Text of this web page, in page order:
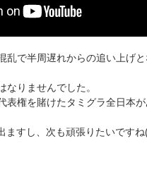
乱で半周遅れからの追い上げ
りませんでした。
表権を賭けたタミグラ全日本
ますし、次も頑張りたいです